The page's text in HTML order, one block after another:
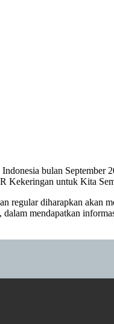
bulan
Kekeringan untuk Kita
regular diharapkan akan
mendapatkan